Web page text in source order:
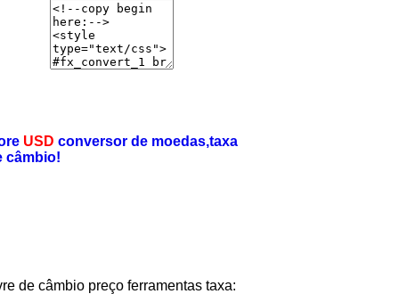
USD conversor de moedas,taxa
câmbio!
de câmbio preço ferramentas taxa: